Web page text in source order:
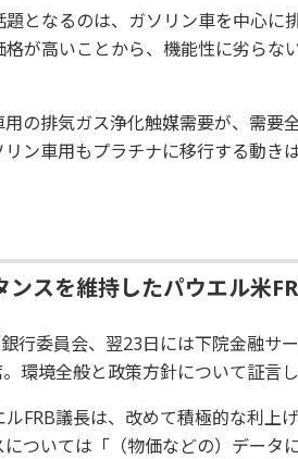
となるのは、ガソリン車を中心に
が高いことから、機能性に劣らな
の排気ガス浄化触媒需要が、需要
ン車用もプラチナに移行する動き
ンスを維持したパウエル米
行委員会、翌23日には下院金融サ
環境全般と政策方針について証言
FRB議長は、改めて積極的な利上
ついては「（物価などの）データ